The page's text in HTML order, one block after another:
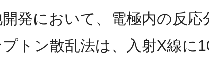
発において、電極内の反
トン散乱法は、入射X線に